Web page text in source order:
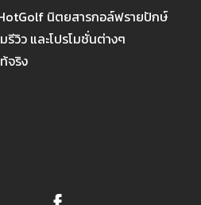
HotGolf นิตยสารกอล์ฟรายปักษ์
วิว และโปรโมชั่นต่างๆ
จริง